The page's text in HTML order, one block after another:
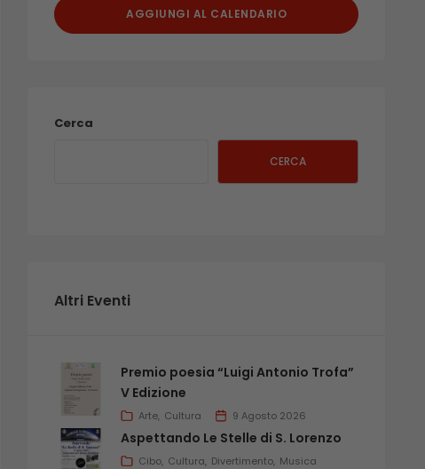
AGGIUNGI AL CALENDARIO
Cerca
CERCA
Altri Eventi
Premio poesia “Luigi Antonio Trofa”
V Edizione
Arte Cultura 9 Agosto 2026
Aspettando Le Stelle di S. Lorenzo
Cibo Cultura Divertimento Musica